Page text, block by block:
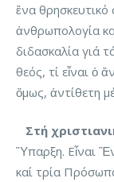
ἕνα θρησκευτικό
ἀνθρωπολογία
διδασκαλία γιά
θεός, τί εἶναι ὁ
ὅμως, ἀντίθετη
Στή
Ὕπαρξη. Εἶναι
καί τρία